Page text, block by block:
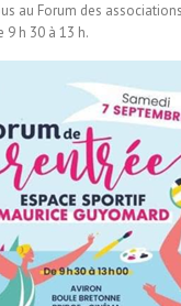
au Forum des
9 h 30 à 13 h.